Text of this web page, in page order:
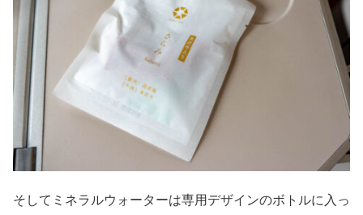
そしてミネラルウォーターは専用デザインのボトルに入っ